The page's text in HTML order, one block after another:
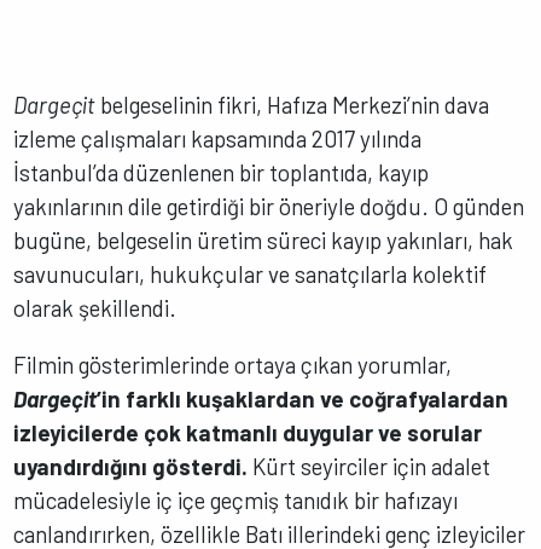
Dargeçit belgeselinin fikri, Hafıza Merkezi’nin dava
izleme çalışmaları kapsamında 2017 yılında
İstanbul’da düzenlenen bir toplantıda, kayıp
yakınlarının dile getirdiği bir öneriyle doğdu. O günden
bugüne, belgeselin üretim süreci kayıp yakınları, hak
savunucuları, hukukçular ve sanatçılarla kolektif
olarak şekillendi.
Filmin gösterimlerinde ortaya çıkan yorumlar,
Dargeçit’in farklı kuşaklardan ve coğrafyalardan
izleyicilerde çok katmanlı duygular ve sorular
uyandırdığını gösterdi. Kürt seyirciler için adalet
mücadelesiyle iç içe geçmiş tanıdık bir hafızayı
canlandırırken, özellikle Batı illerindeki genç izleyiciler